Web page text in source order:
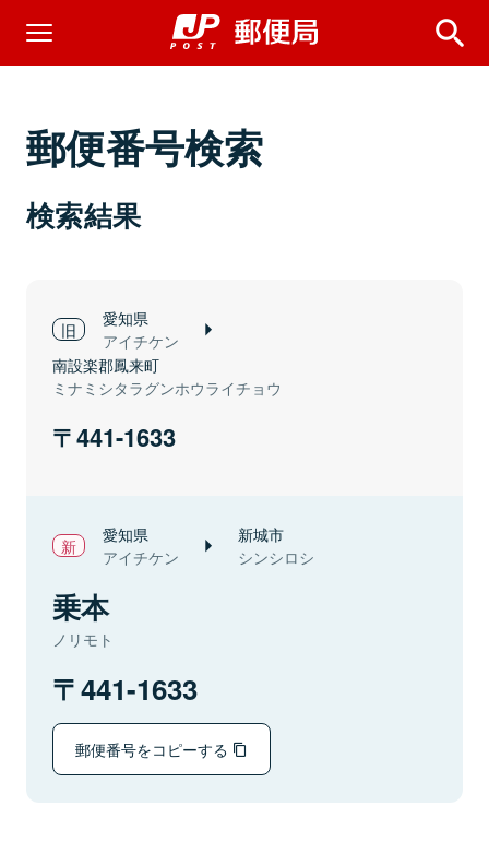
郵便番号検索
検索結果
愛知県
アイチケン
南設楽郡鳳来町
ミナミシタラグンホウライチョウ
441-1633
愛知県
アイチケン
新城市
シンシロシ
乗本
ノリモト
441-1633
郵便番号をコピーする